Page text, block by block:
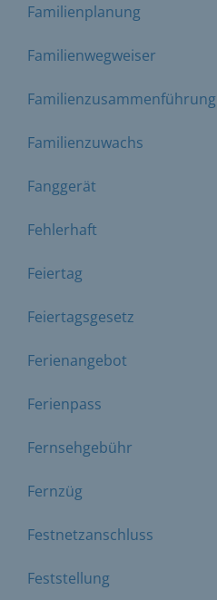
Familienplanung
Familienwegweiser
Familienzusammenführung
Familienzuwachs
Fanggerät
Fehlerhaft
Feiertag
Feiertagsgesetz
Ferienangebot
Ferienpass
Fernsehgebühr
Fernzüg
Festnetzanschluss
Feststellung